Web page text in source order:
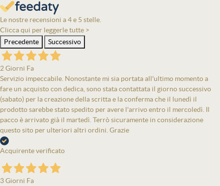
Le nostre recensioni a 4 e 5 stelle.
Clicca qui per leggerle tutte >
Precedente
Successivo
2 Giorni Fa
Servizio impeccabile. Nonostante mi sia portata all'ultimo momento a
fare un acquisto con dedica, sono stata contattata il giorno successivo
(sabato) per la creazione della scritta e la conferma che il lunedì il
prodotto sarebbe stato spedito per avere l'arrivo entro il mercoledì. Il
pacco è arrivato già il martedì. Terrò sicuramente in considerazione
questo sito per ulteriori altri ordini. Grazie
Acquirente verificato
3 Giorni Fa